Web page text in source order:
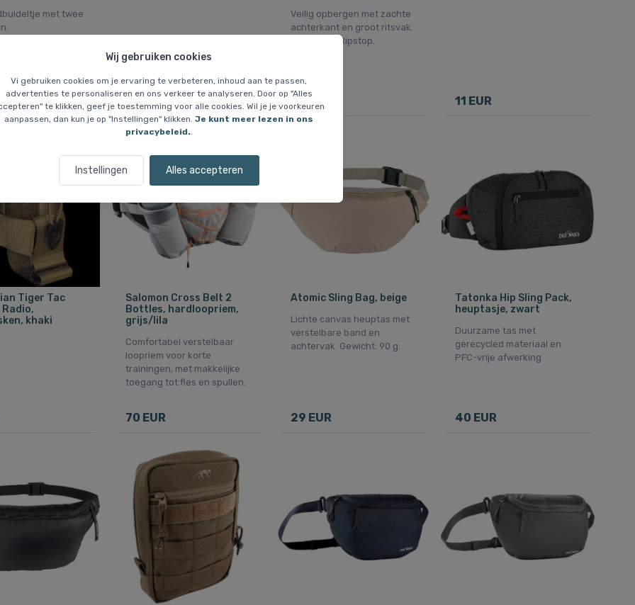
Wij gebruiken cookies
Vi gebruiken cookies om je ervaring te verbeteren, inhoud aan te passen,
advertenties te personaliseren en ons verkeer te analyseren. Door op "Alles
te klikken, geef je toestemming voor alle cookies. Wil je je voorkeuren
aanpassen, dan kun je op "Instellingen" klikken. Je kunt meer lezen in ons
privacybeleid.
Instellingen Alles accepteren
met twee
27 EUR
Veilig opbergen met zachte
achterkant en groot ritsvak.
210T Nylon Ripstop.
17 EUR 11 EUR
Tiger Tac
Radio,
khaki
Salomon Cross Belt 2
Bottles, hardloopriem,
grijs/lila
Comfortabel verstelbaar
loopriem voor korte
trainingen, met makkelijke
toegang tot fles en spullen.
70 EUR
Atomic Sling Bag, beige
Lichte canvas heuptas met
verstelbare band en
achtervak. Gewicht: 90 g.
29 EUR
Tatonka Hip Sling Pack,
heuptasje, zwart
Duurzame tas met
gerecycled materiaal en
PFC-vrije afwerking
40 EUR